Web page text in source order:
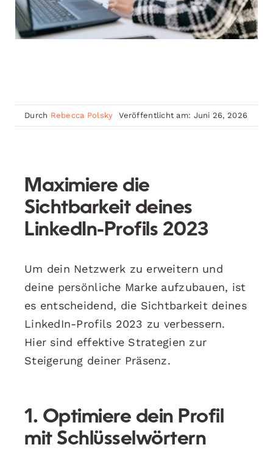
Durch Rebecca Polsky Veröffentlicht am: Juni 26, 2026
Maximiere die
Sichtbarkeit deines
LinkedIn-Profils 2023
Um dein Netzwerk zu erweitern und
deine persönliche Marke aufzubauen, ist
es entscheidend, die Sichtbarkeit deines
LinkedIn-Profils 2023 zu verbessern.
Hier sind effektive Strategien zur
Steigerung deiner Präsenz.
1. Optimiere dein Profil
mit Schlüsselwörtern